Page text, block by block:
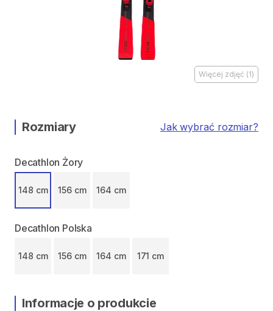
Więcej zdjęć (1)
Rozmiary Jak wybrać rozmiar?
Decathlon Żory
148 cm 156 cm 164 cm
Decathlon Polska
148 cm 156 cm 164 cm 171 cm
Informacje o produkcie